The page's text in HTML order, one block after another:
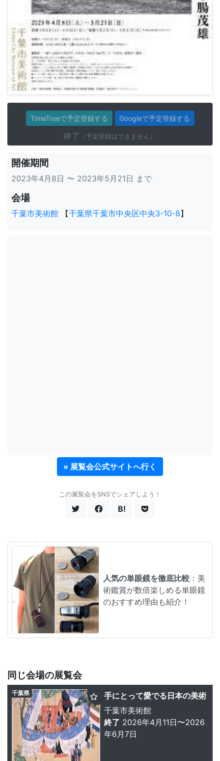
TimeTreeで予定登録する Googleで予定登録する
終了 （予定登録はできません）
開催期間
2023年4月8日 〜 2023年5月21日 まで
会場
千葉市美術館 【千葉県千葉市中央区中央3-10-8】
» 展覧会公式サイトへ行く
この展覧会をSNSでシェアしよう！
B!
人気の単眼鏡を徹底比較 ：美
術鑑賞が数倍楽しめる単眼鏡
のおすすめ理由も紹介！
同じ会場の展覧会
手にとって愛でる日本の美術
千葉市美術館
終了 2026年4月11日〜2026
年6月7日
千葉県